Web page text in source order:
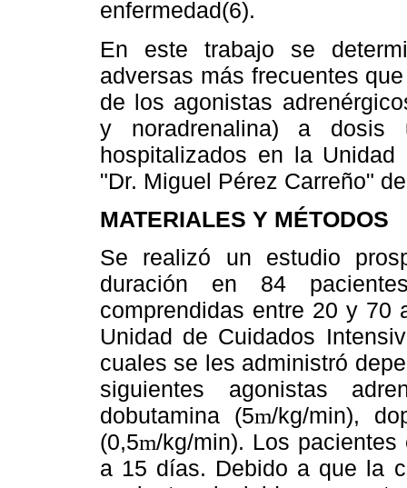
enfermedad(6).
En este trabajo se
adversas más frecuentes
de los agonistas
y noradrenalina) a dosis
hospitalizados en la
"Dr. Miguel Pérez Carreño"
MATERIALES Y MÉTODOS
Se realizó un estudio
duración en 84
comprendidas entre 20 y 70
Unidad de Cuidados
cuales se les administró
siguientes agonistas
dobutamina (5m/kg/min),
(0,5m/kg/min). Los
a 15 días. Debido a que la